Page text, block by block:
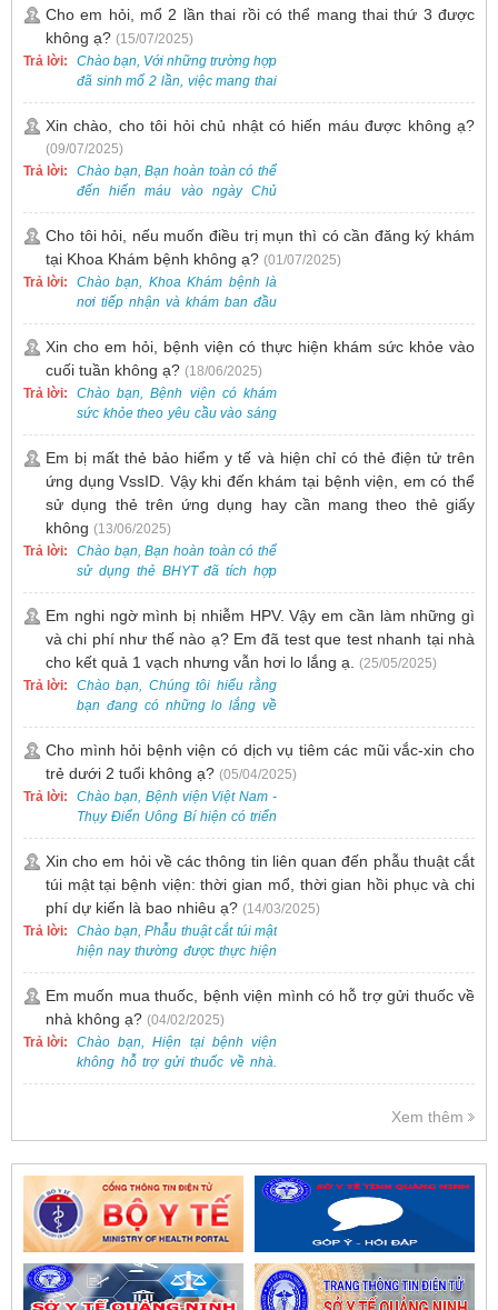
0988 270 115. Nếu cần hỗ trợ
thêm, vui lòng liên hệ qua Zalo
hoặc Fanpage Bệnh viện Việt
Nam - Thụy Điển Uông Bí.
theo từng đợt, không phải lúc
nào cũng có sẵn.
Cho em hỏi, mổ 2 lần thai rồi có thể mang thai thứ 3 được
không ạ? (15/07/2025)
Trả lời:
Chào bạn, Với những trường hợp
đã sinh mổ 2 lần, việc mang thai
lần 3 vẫn có thể thực hiện được.
Tại Bệnh viện, chúng tôi đã tiếp
nhận và hỗ trợ nhiều thai phụ có
nhu cầu tương tự.
Xin chào, cho tôi hỏi chủ nhật có hiến máu được không ạ?
(09/07/2025)
Trả lời:
Chào bạn, Bạn hoàn toàn có thể
đến hiến máu vào ngày Chủ
Nhật.
Cho tôi hỏi, nếu muốn điều trị mụn thì có cần đăng ký khám
tại Khoa Khám bệnh không ạ? (01/07/2025)
Trả lời:
Chào bạn, Khoa Khám bệnh là
nơi tiếp nhận và khám ban đầu
cho tất cả các trường hợp, bao
gồm cả điều trị mụn. Vì vậy, bạn
cần đăng ký khám tại Khoa
Khám bệnh trước.
Xin cho em hỏi, bệnh viện có thực hiện khám sức khỏe vào
cuối tuần không ạ? (18/06/2025)
Trả lời:
Chào bạn, Bệnh viện có khám
sức khỏe theo yêu cầu vào sáng
thứ Bảy. Nếu bạn có nhu cầu, vui
lòng đặt lịch trước để được sắp
xếp thời gian phù hợp.
Em bị mất thẻ bảo hiểm y tế và hiện chỉ có thẻ điện tử trên
ứng dụng VssID. Vậy khi đến khám tại bệnh viện, em có thể
sử dụng thẻ trên ứng dụng hay cần mang theo thẻ giấy
không (13/06/2025)
Trả lời:
Chào bạn, Bạn hoàn toàn có thể
sử dụng thẻ BHYT đã tích hợp
trên ứng dụng VssID khi đến
khám và không cần mang theo
thẻ giấy.
Em nghi ngờ mình bị nhiễm HPV. Vậy em cần làm những gì
và chi phí như thế nào ạ? Em đã test que test nhanh tại nhà
cho kết quả 1 vạch nhưng vẫn hơi lo lắng ạ. (25/05/2025)
Trả lời:
Chào bạn, Chúng tôi hiểu rằng
bạn đang có những lo lắng về
nguy cơ nhiễm HPV. Tại Bệnh
viện Việt Nam - Thụy Điển Uông
Bí, chúng tôi cung cấp các dịch
vụ thăm khám và xét nghiệm
chuyên sâu để phát hiện sớm
HPV và tầm soát ung thư cổ tử
Cho mình hỏi bệnh viện có dịch vụ tiêm các mũi vắc-xin cho
trẻ dưới 2 tuổi không ạ? (05/04/2025)
Trả lời:
Chào bạn, Bệnh viện Việt Nam -
Thụy Điển Uông Bí hiện có triển
khai dịch vụ tiêm vắc-xin cho trẻ
dưới 2 tuổi.
Xin cho em hỏi về các thông tin liên quan đến phẫu thuật cắt
túi mật tại bệnh viện: thời gian mổ, thời gian hồi phục và chi
phí dự kiến là bao nhiêu ạ? (14/03/2025)
Trả lời:
Chào bạn, Phẫu thuật cắt túi mật
hiện nay thường được thực hiện
bằng phương pháp nội soi, đây
là một kỹ thuật ít xâm lấn, an toàn
và phổ biến.
Em muốn mua thuốc, bệnh viện mình có hỗ trợ gửi thuốc về
nhà không ạ? (04/02/2025)
Trả lời:
Chào bạn, Hiện tại bệnh viện
không hỗ trợ gửi thuốc về nhà.
Việc cấp phát thuốc tại bệnh viện
trực tiếp.
Xem thêm